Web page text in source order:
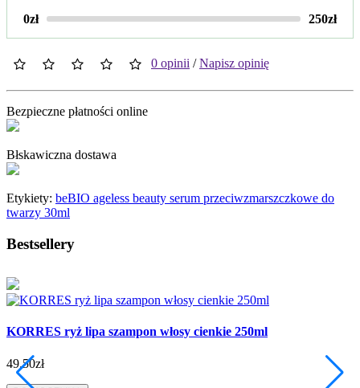
0zł
250zł
0 opinii /Napisz opinię
Bezpieczne płatności online
Błskawiczna dostawa
Etykiety: beBIO ageless beauty serum przeciwzmarszczkowe do
twarzy 30ml
Bestsellery
KORRES ryż lipa szampon włosy cienkie 250ml
49.50zł